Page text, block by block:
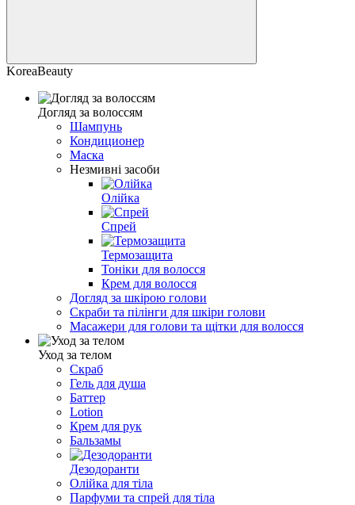
KoreaBeauty
Догляд за волоссям
Шампунь
Кондиционер
Маска
Незмивні засоби
Олійка
Спрей
Термозащита
Тоніки для волосся
Крем для волосся
Догляд за шкірою голови
Скраби та пілінги для шкіри голови
Масажери для голови та щітки для волосся
Уход за телом
Скраб
Гель для душа
Баттер
Lotion
Крем для рук
Бальзамы
Дезодоранти
Олійка для тіла
Парфуми та спрей для тіла